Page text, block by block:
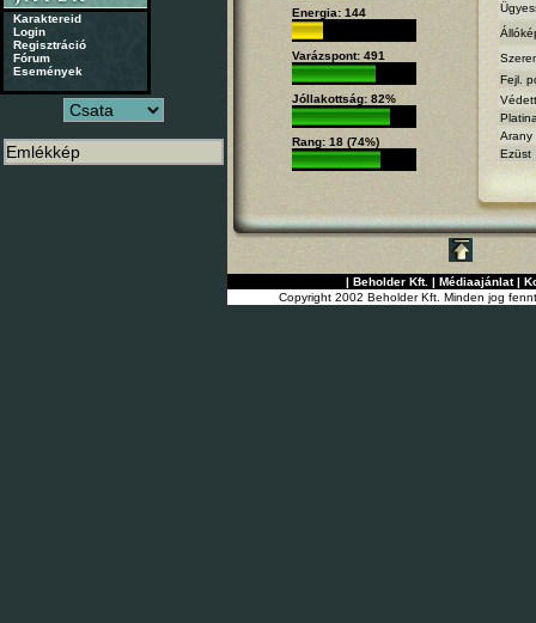
Karaktereid
Login
Regisztráció
Fórum
Események
Energia: 144
Varázspont: 491
Jóllakottság: 82%
Rang: 18 (74%)
Fejl.
Arany
Ezüst
| Beholder Kft. | Médiaajánlat|
Copyright 2002 Beholder Kft. Minden jog